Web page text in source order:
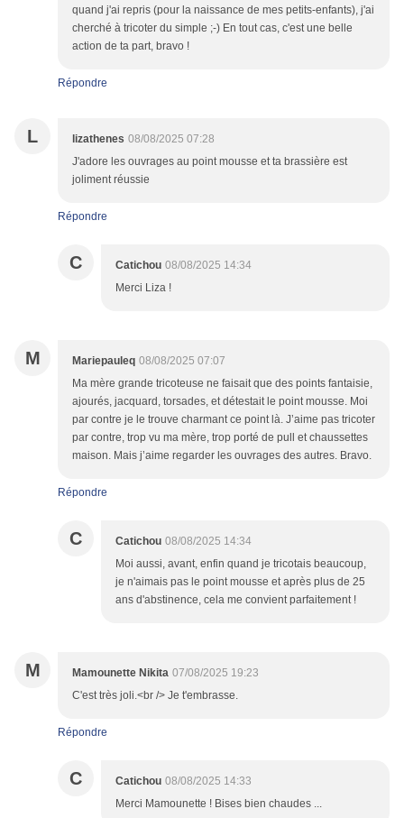
quand j'ai repris (pour la naissance de mes petits-enfants), j'ai
cherché à tricoter du simple ;-) En tout cas, c'est une belle
action de ta part, bravo !
Répondre
L lizathenes 08/08/2025 07:28
J'adore les ouvrages au point mousse et ta brassière est
joliment réussie
Répondre
C Catichou 08/08/2025 14:34
Merci Liza !
M Mariepauleq 08/08/2025 07:07
Ma mère grande tricoteuse ne faisait que des points fantaisie,
ajourés, jacquard, torsades, et détestait le point mousse. Moi
par contre je le trouve charmant ce point là. J’aime pas tricoter
par contre, trop vu ma mère, trop porté de pull et chaussettes
maison. Mais j’aime regarder les ouvrages des autres. Bravo.
Répondre
C Catichou 08/08/2025 14:34
Moi aussi, avant, enfin quand je tricotais beaucoup,
je n'aimais pas le point mousse et après plus de 25
ans d'abstinence, cela me convient parfaitement !
M Mamounette Nikita 07/08/2025 19:23
C'est très joli.<br /> Je t'embrasse.
Répondre
C Catichou 08/08/2025 14:33
Merci Mamounette ! Bises bien chaudes ...